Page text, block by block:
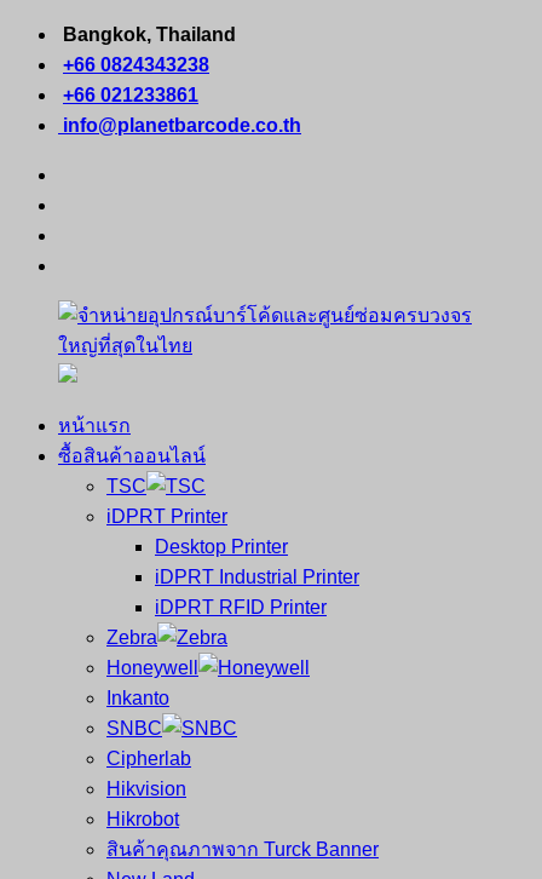
Skip
content
Bangkok, Thailand
+66 0824343238
+66 021233861
info@planetbarcode.co.th
จำหน่าย
คอมพิวเตอร์
หน้าแรก
ซื้อสินค้าออนไลน์
TSC
iDPRT Printer
Desktop Printer
iDPRT Industrial Printer
iDPRT RFID Printer
Zebra
Honeywell
Inkanto
SNBC
Cipherlab
Hikvision
Hikrobot
สินค้าคุณภาพจาก Turck Banner